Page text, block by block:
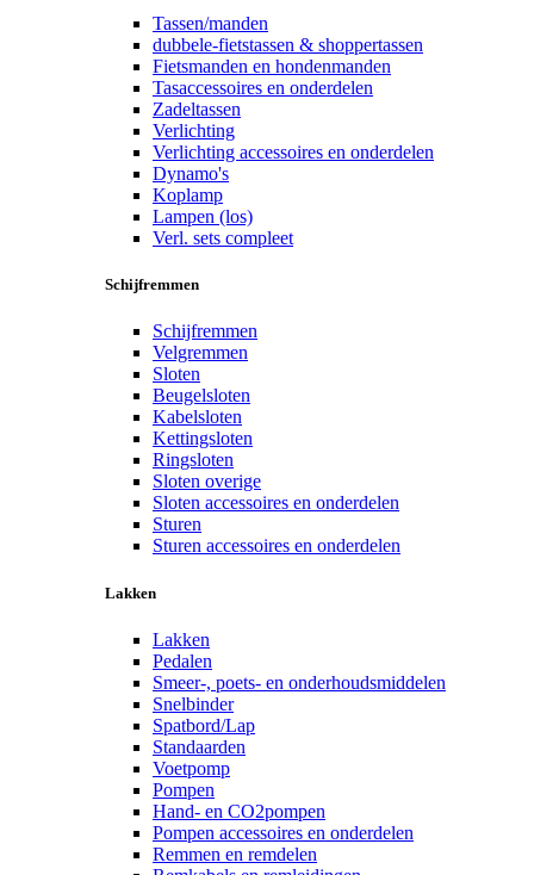
Tassen/manden
dubbele-fietstassen & shoppertassen
Fietsmanden en hondenmanden
Tasaccessoires en onderdelen
Zadeltassen
Verlichting
Verlichting accessoires en onderdelen
Dynamo's
Koplamp
Lampen (los)
Verl. sets compleet
Schijfremmen
Schijfremmen
Velgremmen
Sloten
Beugelsloten
Kabelsloten
Kettingsloten
Ringsloten
Sloten overige
Sloten accessoires en onderdelen
Sturen
Sturen accessoires en onderdelen
Lakken
Lakken
Pedalen
Smeer-, poets- en onderhoudsmiddelen
Snelbinder
Spatbord/Lap
Standaarden
Voetpomp
Pompen
Hand- en CO2pompen
Pompen accessoires en onderdelen
Remmen en remdelen